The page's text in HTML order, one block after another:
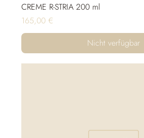
CREME R-STRIA 200 ml
Preis
165,00 €
Nicht verfügbar